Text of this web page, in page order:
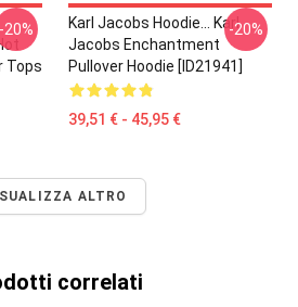
Tops
-20%
Karl Jacobs Hoodie... Karl
Jacobs Enchantment
Pullover Hoodie [ID21941]
39,51 € - 45,95 €
-20%
ALTRO
correlati